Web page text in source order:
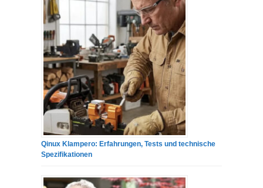
Qinux Klampero: Erfahrungen, Tests und technische
Spezifikationen